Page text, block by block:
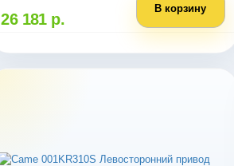
26 181 р.
В корзину